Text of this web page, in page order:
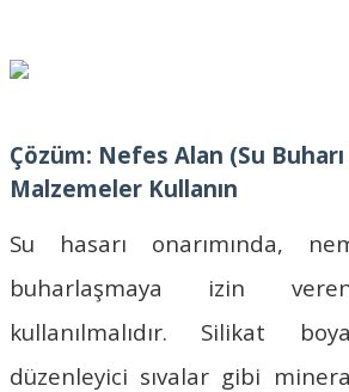
Çözüm: Nefes Alan (Su
Malzemeler Kullanın
Su hasarı onarımında,
buharlaşmaya izin
kullanılmalıdır. Silikat
düzenleyici sıvalar gibi